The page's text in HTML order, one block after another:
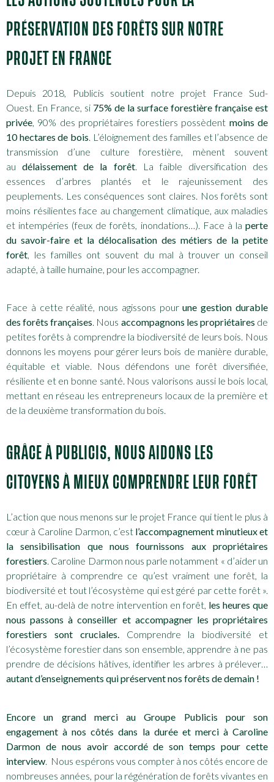
PRÉSERVATION DES FORÊTS SUR NOTRE
PROJET EN FRANCE
Depuis 2018, Publicis soutient notre projet France Sud-
Ouest. En France, si 75% de la surface forestière française est
privée , 90% des propriétaires forestiers possèdent moins de
10 hectares de bois . L’éloignement des familles et l’absence de
transmission d’une culture forestière, mènent souvent
au délaissement de la forêt. La faible diversification des
essences d’arbres plantés et le rajeunissement des
peuplements. Les conséquences sont claires. Nos forêts sont
moins résilientes face au changement climatique, aux maladies
et intempéries (feux de forêts, inondations…). Face à la perte
du savoir-faire et la délocalisation des métiers de la petite
forêt , les familles ont souvent du mal à trouver un conseil
adapté, à taille humaine, pour les accompagner.
Face à cette réalité, nous agissons pourune gestion durable
des forêts françaises. Nous accompagnons les propriétaires de
petites forêts à comprendre la biodiversité de leurs bois. Nous
donnons les moyens pour gérer leurs bois de manière durable,
équitable et viable. Nous défendons une forêt diversifiée,
résiliente et en bonne santé. Nous valorisons aussi le bois local,
mettant en réseau les entrepreneurs locaux de la première et
de la deuxième transformation du bois.
GRÂCE À PUBLICIS, NOUS AIDONS LES
CITOYENS À MIEUX COMPRENDRE LEUR FORÊT
L’action que nous menons sur le projet France qui tient le plus à
cœur à Caroline Darmon, c’est l’accompagnement minutieux et
la sensibilisation que nous fournissons aux propriétaires
forestiers. Caroline Darmon nous parle notamment « d’aider un
propriétaire à comprendre ce qu’est vraiment une forêt, la
biodiversité et tout l’écosystème qui est géré par cette forêt ».
En effet, au-delà de notre intervention en forêt, les heures que
nous passons à conseiller et accompagner les propriétaires
forestiers sont cruciales.Comprendre la biodiversité et
l’écosystème forestier dans son ensemble, apprendre à ne pas
prendre de décisions hâtives, identifier les arbres à prélever…
autant d’enseignements qui préservent nos forêts de demain !
Encore un grand merci au Groupe Publicis pour son
engagement à nos côtés dans la durée et merci à Caroline
Darmon de nous avoir accordé de son temps pour cette
interview . Nous espérons vous compter à nos côtés encore de
nombreuses années, pour la régénération de forêts vivantes en